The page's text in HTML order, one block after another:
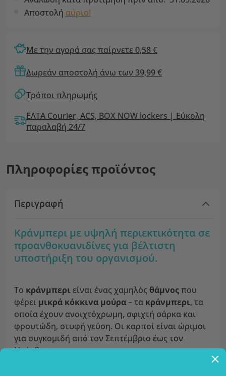
Αποστολή αύριο!
Με την αγορά σας παίρνετε 0,58 €
Δωρεάν αποστολή άνω των 39,99 €
Τρόποι πληρωμής
ΕΛΤΑ Courier, ACS, BOX NOW lockers | Εύκολη
παραλαβή 24/7
Πληροφορίες προϊόντος
Περιγραφή
Κράνμπερι με υψηλή περιεκτικότητα σε
προανθοκυανιδίνες για βέλτιστη
υποστήριξη του οργανισμού.
Το κράνμπερι είναι ένας χαμηλός θάμνοςπου
φέρει μικρά κόκκινα μούρα– τα κράνμπερι, τα
οποία έχουν ανοιχτόχρωμη, σφιχτή σάρκα και
φρουτώδη, στυφή γεύση. Οι καρποί είναι ώριμοι
για συγκομιδή από τον Σεπτέμβριο έως τον
Νοέμβριο.